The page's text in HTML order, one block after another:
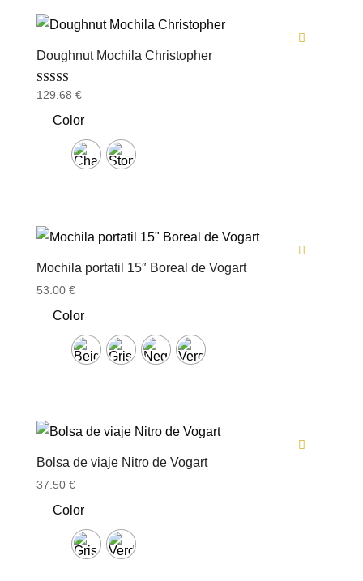
Doughnut Mochila Christopher
Valorado con
de 5
129.68 €
Color
Mochila portatil 15″ Boreal de Vogart
53.00 €
Color
Bolsa de viaje Nitro de Vogart
37.50 €
Color